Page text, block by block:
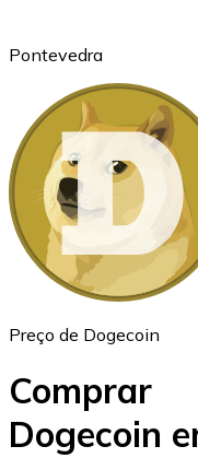
Ethereum
ETH
Pontevedra
Preço de Dogecoin
Comprar
Dogecoin